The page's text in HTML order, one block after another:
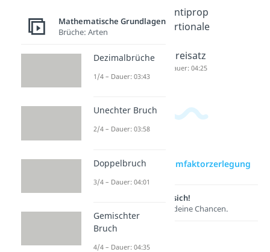
her
mus
einfach
Dauer: 03:52
Antiprop
ortionale
Dreisatz
Dauer: 04:25
zur Videoseite: Primfaktorzerlegung
Lernen lohnt sich!
Entdecke hier deine Chancen.
Mathematische Grundlagen
Brüche: Arten
Dezimalbrüche
1/4 – Dauer: 03:43
Unechter Bruch
2/4 – Dauer: 03:58
Doppelbruch
3/4 – Dauer: 04:01
Gemischter
Bruch
4/4 – Dauer: 04:35